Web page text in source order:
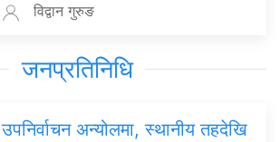
विद्वान गुरुङ
जनप्रतिनिधि
उपनिर्वाचन अन्योलमा, स्थानीय तहदेखि